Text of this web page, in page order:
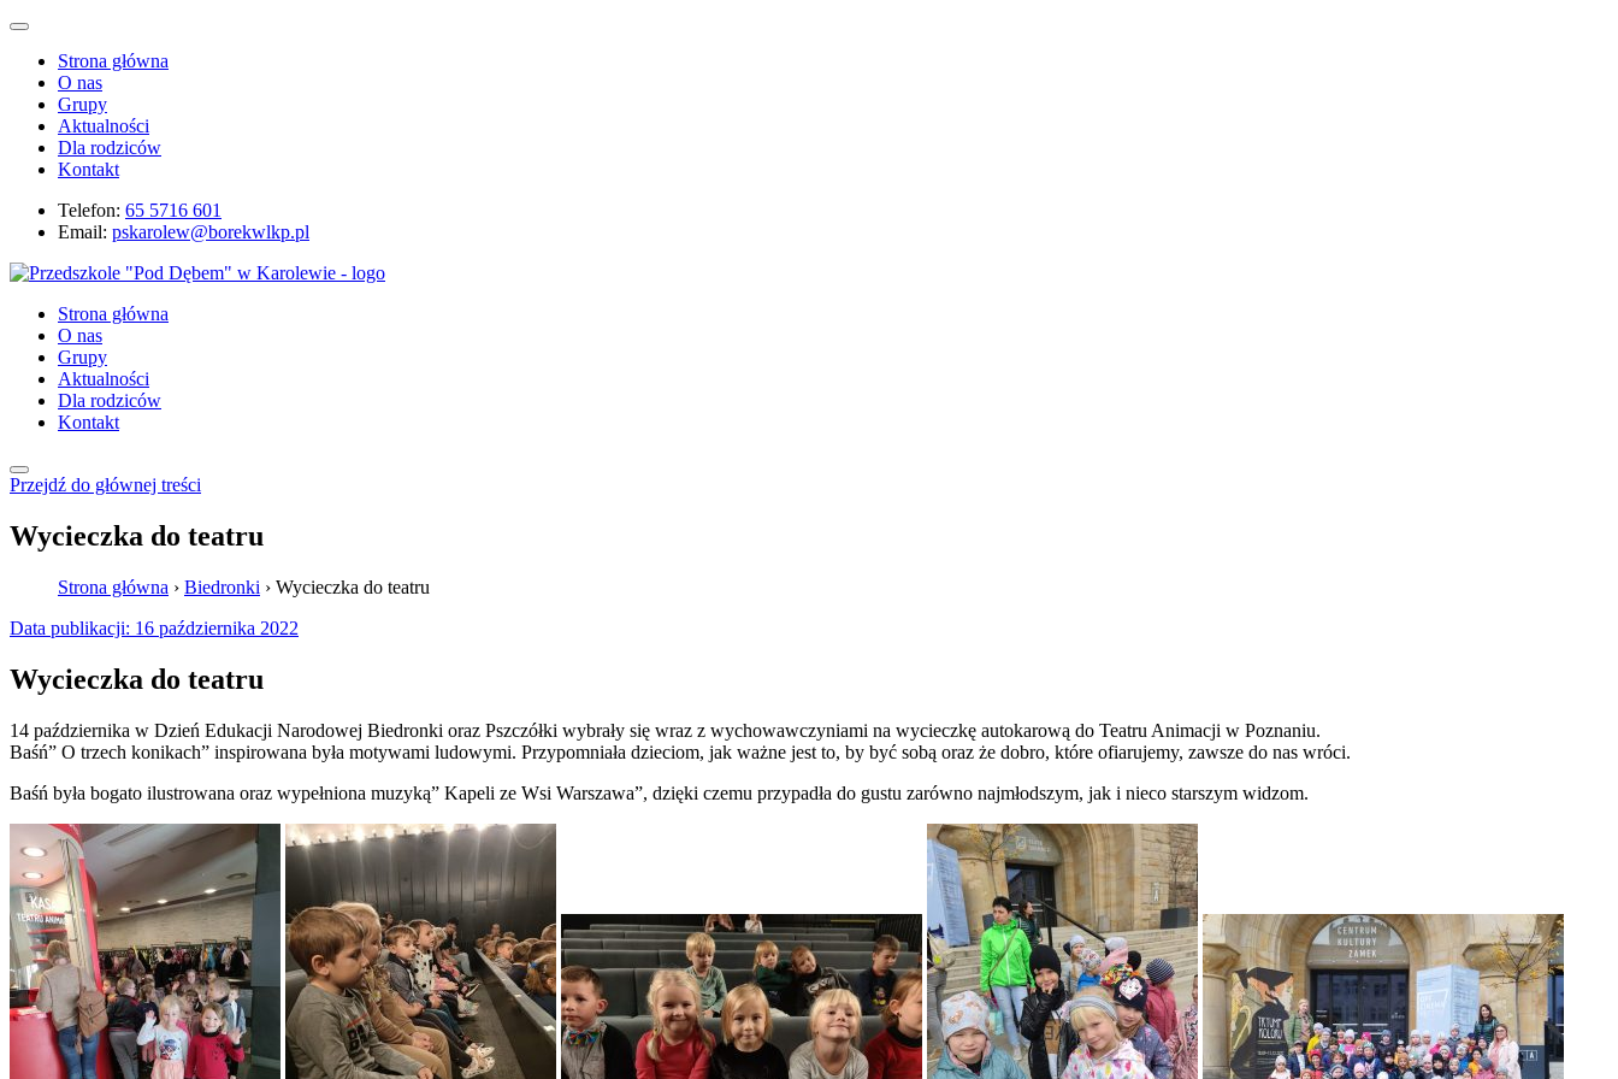
Strona główna
O nas
Grupy
Aktualności
Dla rodziców
Kontakt
Telefon: 65 5716 601
Email: pskarolew@borekwlkp.pl
Strona główna
O nas
Grupy
Aktualności
Dla rodziców
Kontakt
Przejdź do głównej treści
Wycieczka do teatru
Strona główna › Biedronki › Wycieczka do teatru
Data publikacji: 16 października 2022
Wycieczka do teatru
14 października w Dzień Edukacji Narodowej Biedronki oraz Pszczółki wybrały się wraz z wychowawczyniami na wycieczkę autokarową do Teatru Animacji w Poznaniu.
Baśń” O trzech konikach” inspirowana była motywami ludowymi. Przypomniała dzieciom, jak ważne jest to, by być sobą oraz że dobro, które ofiarujemy, zawsze do nas wróci.
Baśń była bogato ilustrowana oraz wypełniona muzyką” Kapeli ze Wsi Warszawa”, dzięki czemu przypadła do gustu zarówno najmłodszym, jak i nieco starszym widzom.